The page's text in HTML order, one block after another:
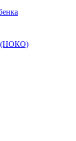
(НОКО)